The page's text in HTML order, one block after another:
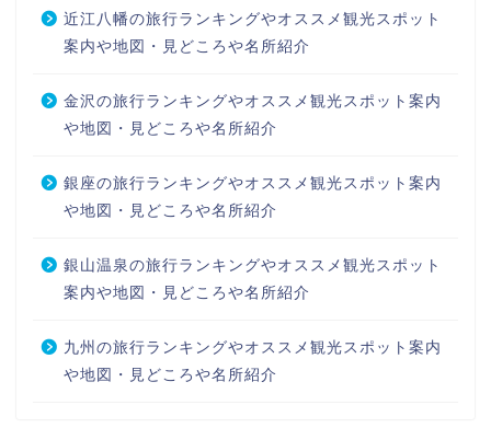
近江八幡の旅行ランキングやオススメ観光スポット
案内や地図・見どころや名所紹介
金沢の旅行ランキングやオススメ観光スポット案内
や地図・見どころや名所紹介
銀座の旅行ランキングやオススメ観光スポット案内
や地図・見どころや名所紹介
銀山温泉の旅行ランキングやオススメ観光スポット
案内や地図・見どころや名所紹介
九州の旅行ランキングやオススメ観光スポット案内
や地図・見どころや名所紹介